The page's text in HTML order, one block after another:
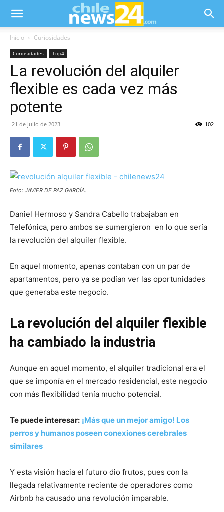
Inicio Curiosidades
Curiosidades Top4
La revolución del alquiler
flexible es cada vez más
potente
21 de julio de 2023 102
Foto: JAVIER DE PAZ GARCÍA.
Daniel Hermoso y Sandra Cabello trabajaban en
Telefónica, pero ambos se sumergieron en lo que sería
la revolución del alquiler flexible.
En aquel momento, apenas contaban con un par de
apartamentos, pero ya se podían ver las oportunidades
que generaba este negocio.
La revolución del alquiler flexible
ha cambiado la industria
Aunque en aquel momento, el alquiler tradicional era el
que se imponía en el mercado residencial, este negocio
con más flexibilidad tenía mucho potencial.
Te puede interesar: ¡Más que un mejor amigo! Los
perros y humanos poseen conexiones cerebrales
similares
Y esta visión hacia el futuro dio frutos, pues con la
llegada relativamente reciente de operadores como
Airbnb ha causado una revolución imparable.